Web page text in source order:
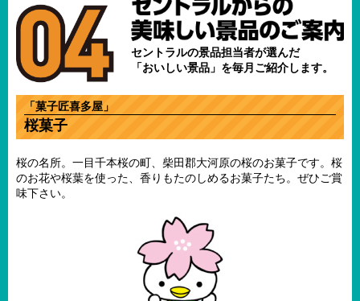
セントラルの景品担当者が選んだ
「おいしい景品」を毎月ご紹介します。
「菓子匠喜多屋」
桜菓子
桜の名所。一目千本桜の町、柴田郡大河原の桜のお菓子です。桜
のお花や桜葉を使った、香りもたのしめるお菓子たち。ぜひご賞
味下さい。